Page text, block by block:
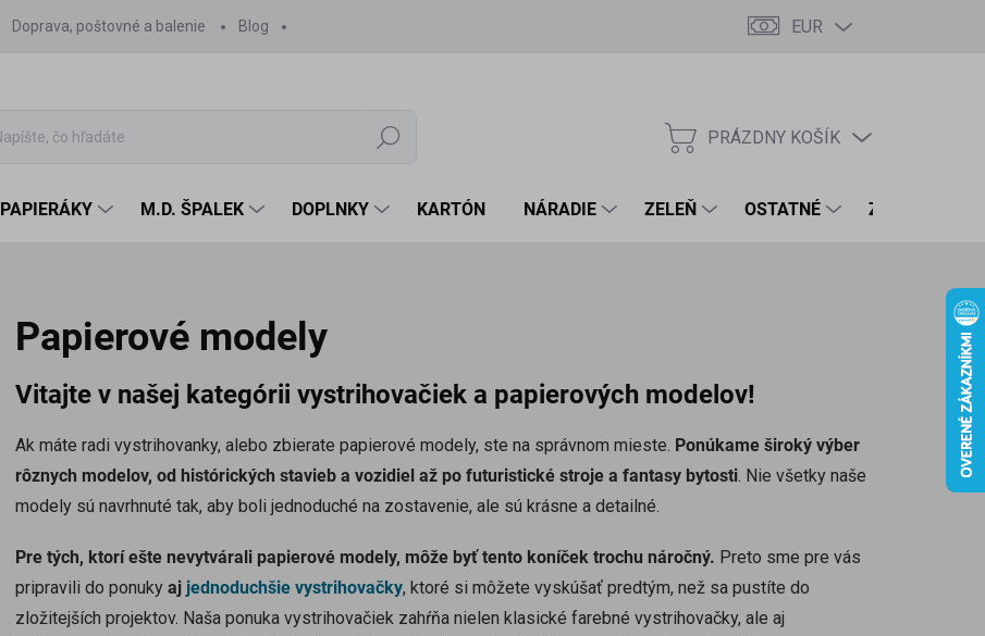
Doprava, poštovné a balenie Blog EUR
Hľadať
NÁKUPNÝ
PRÁZDNY KOŠÍK
PAPIERÁKY M.D. ŠPALEK DOPLNKY KARTÓN NÁRADIE ZELEŇ OSTATNÉ ZNAČKY
Papierové modely
Vitajte v našej kategórii vystrihovačiek a papierových modelov!
Ak máte radi vystrihovanky, alebo zbierate papierové modely, ste na správnom mieste. Ponúkame široký výber
rôznych modelov, od histórických stavieb a vozidiel až po futuristické stroje a fantasy bytosti. Nie všetky naše
modely sú navrhnuté tak, aby boli jednoduché na zostavenie, ale sú krásne a detailné.
Pre tých, ktorí ešte nevytvárali papierové modely, môže byť tento koníček trochu náročný. Preto sme pre vás
pripravili do ponuky aj jednoduchšie vystrihovačky, ktoré si môžete vyskúšať predtým, než sa pustíte do
zložitejších projektov. Naša ponuka vystrihovačiek zahŕňa nielen klasické farebné vystrihovačky, ale aj